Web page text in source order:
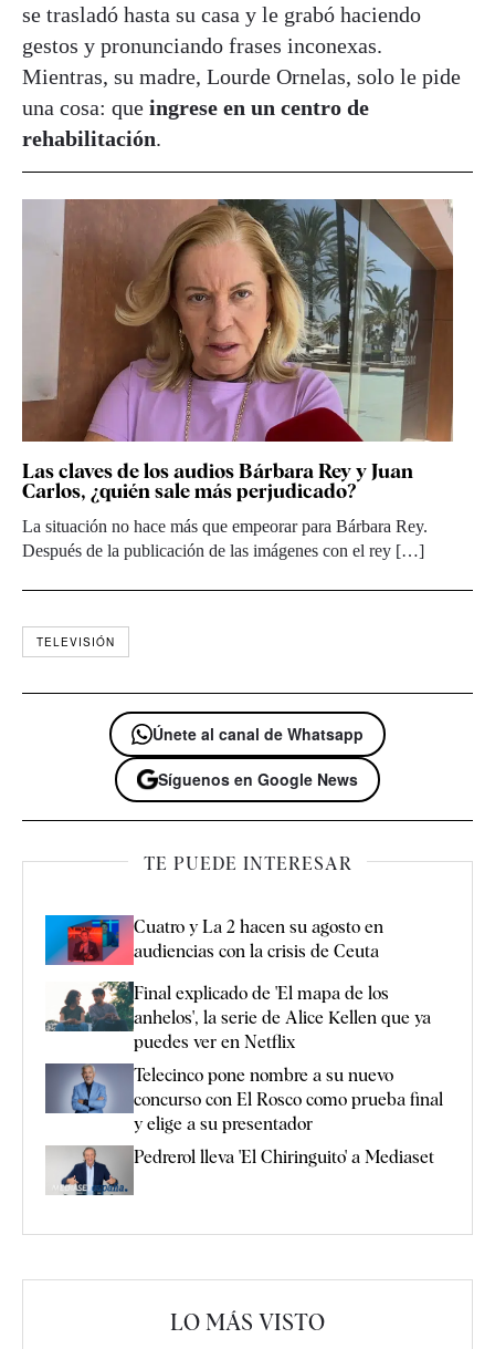
se trasladó hasta su casa y le grabó haciendo
gestos y pronunciando frases inconexas.
Mientras, su madre, Lourde Ornelas, solo le pide
una cosa: que ingrese en un centro de
rehabilitación.
Las claves de los audios Bárbara Rey y Juan
Carlos, ¿quién sale más perjudicado?
La situación no hace más que empeorar para Bárbara Rey.
Después de la publicación de las imágenes con el rey […]
TELEVISIÓN
Únete al canal de Whatsapp
Síguenos en Google News
TE PUEDE INTERESAR
Cuatro y La 2 hacen su agosto en
audiencias con la crisis de Ceuta
Final explicado de 'El mapa de los
anhelos', la serie de Alice Kellen que ya
puedes ver en Netflix
Telecinco pone nombre a su nuevo
concurso con El Rosco como prueba final
y elige a su presentador
Pedrerol lleva 'El Chiringuito' a Mediaset
LO MÁS VISTO